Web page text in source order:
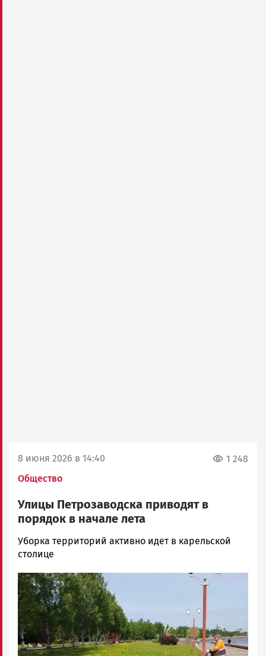
8 июня 2026 в 14:40
Общество
1 248
Улицы Петрозаводска приводят в
порядок в начале лета
Юрий
Каулио
Петрозаводска
и
Карелии
|
Петрозаводск
ГОВОРИТ
Уборка территорий активно идет в карельской
столице
Image